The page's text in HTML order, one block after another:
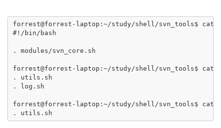
forrest@forrest-laptop:~/study/shell/svn_tools$ cat
#!/bin/bash
. modules/svn_core.sh
forrest@forrest-laptop:~/study/shell/svn_tools$ cat
. utils.sh
. log.sh
forrest@forrest-laptop:~/study/shell/svn_tools$ cat